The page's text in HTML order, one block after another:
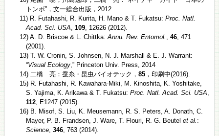
トンボ”，文一総合出版，2012.
11) R. Futahashi, R. Kurita, H. Mano & T. Fukatsu: Proc. Natl.
Acad. Sci. USA, 109, 12626 (2012).
12) A. D. Briscoe & L. Chittka:Annu. Rev. Entomol. , 46, 471
(2001).
13) T. W. Cronin, S. Johnsen, N. J. Marshall & E. J. Warrant:
“Visual Ecology,” Princeton Univ. Press, 2014
14) 二橋 亮：蚕糸・昆虫バイオテック， 85，印刷中(2016).
15) R. Futahashi, R. Kawahara-Miki, M. Kinoshita, K. Yoshitake,
S. Yajima, K. Arikawa & T. Fukatsu: Proc. Natl. Acad. Sci. USA,
112, E1247 (2015).
16) B. Misof, S. Liu, K. Meusemann, R. S. Peters, A. Donath, C.
Mayer, P. B. Frandsen, J. Ware, T. Flouri, R. G. Beutel et al. :
Science, 346, 763 (2014).